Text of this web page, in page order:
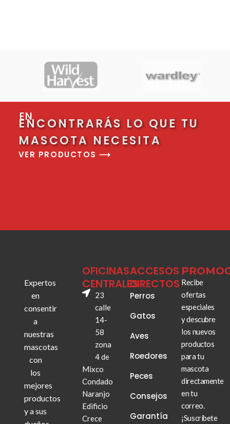
EN
ENCONTRARÁS LO QUE TU
MASCOTA NECESITA
VER PRODUCTOS ⟶
Expertos
en
consentir
a
nuestras
mascotas
con
los
mejores
productos
y a sus
OFICINAS
CENTRALES
23
calle
14-
58
zona
4 de
Mixco
Condado
Naranjo
Edificio
Crece
ACCESOS
DIRECTOS
Perros
Gatos
Aves
Roedores
Peces
Consejos
Garantía
Recibe
ofertas
especiales
y descubre
los nuevos
productos
para tu
mascota
directamente
en tu
correo.
¡Suscríbete